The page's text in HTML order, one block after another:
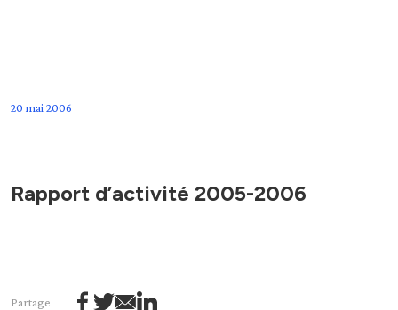
20 mai 2006
Rapport d’activité 2005-2006
Partage